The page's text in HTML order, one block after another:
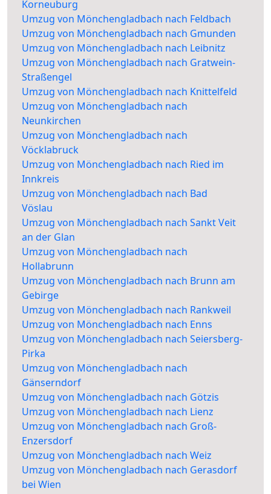
Korneuburg
Umzug von Mönchengladbach nach Feldbach
Umzug von Mönchengladbach nach Gmunden
Umzug von Mönchengladbach nach Leibnitz
Umzug von Mönchengladbach nach Gratwein-
Straßengel
Umzug von Mönchengladbach nach Knittelfeld
Umzug von Mönchengladbach nach
Neunkirchen
Umzug von Mönchengladbach nach
Vöcklabruck
Umzug von Mönchengladbach nach Ried im
Innkreis
Umzug von Mönchengladbach nach Bad
Vöslau
Umzug von Mönchengladbach nach Sankt Veit
an der Glan
Umzug von Mönchengladbach nach
Hollabrunn
Umzug von Mönchengladbach nach Brunn am
Gebirge
Umzug von Mönchengladbach nach Rankweil
Umzug von Mönchengladbach nach Enns
Umzug von Mönchengladbach nach Seiersberg-
Pirka
Umzug von Mönchengladbach nach
Gänserndorf
Umzug von Mönchengladbach nach Götzis
Umzug von Mönchengladbach nach Lienz
Umzug von Mönchengladbach nach Groß-
Enzersdorf
Umzug von Mönchengladbach nach Weiz
Umzug von Mönchengladbach nach Gerasdorf
bei Wien